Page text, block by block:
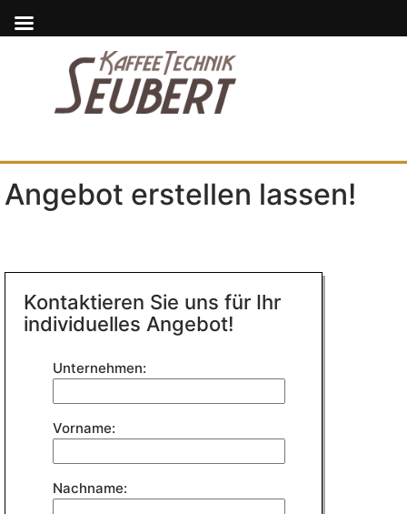
Angebot erstellen lassen!
Kontaktieren Sie uns für Ihr
individuelles Angebot!
lasse
leer.
Unternehmen:
Vorname:
Nachname: